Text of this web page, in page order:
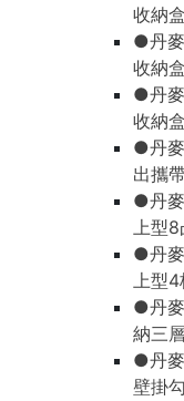
收納盒
●丹
收納盒
●丹
收納盒
●丹
出攜
●丹
上型8
●丹
上型4
●丹
納三層
●丹
壁掛勾